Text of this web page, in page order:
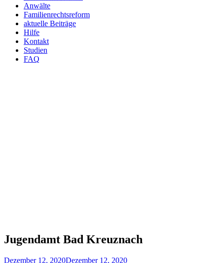
Anwälte
Familienrechtsreform
aktuelle Beiträge
Hilfe
Kontakt
Studien
FAQ
Jugendamt Bad Kreuznach
Dezember 12, 2020Dezember 12, 2020